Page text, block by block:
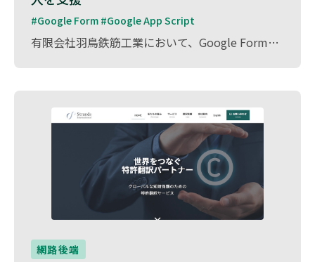
#Google Form #Google App Script
有限会社羽鳥鉄筋工業において、Google FormとGoogle App Scriptを活用した勤怠管理システムを導入しました。 現場作業員がスマートフォンから簡単に打刻できる仕組みを構築し、データの自動集計・管理を実現。従来の紙ベースの勤怠管理をデジタル化することで、業務負担を軽減し、正確な労働時間の記録を可能にしました。 建設業ならではの柔軟な運用にも対応し、業務効率化と労務管理の精度向上に貢献しました。
網路後端